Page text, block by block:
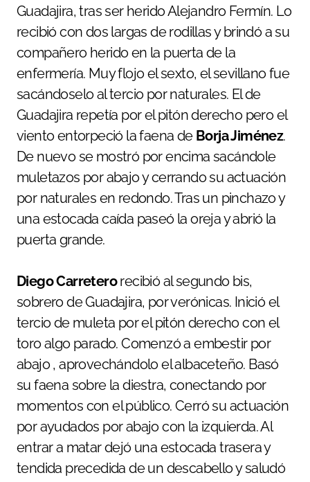
Guadajira, tras ser herido Alejandro Fermín. Lo
recibió con dos largas de rodillas y brindó a su
compañero herido en la puerta de la
enfermería. Muy flojo el sexto, el sevillano fue
sacándoselo al tercio por naturales. El de
Guadajira repetía por el pitón derecho pero el
viento entorpeció la faena de Borja Jiménez.
De nuevo se mostró por encima sacándole
muletazos por abajo y cerrando su actuación
por naturales en redondo. Tras un pinchazo y
una estocada caída paseó la oreja y abrió la
puerta grande.
Diego Carreterorecibió al segundo bis,
sobrero de Guadajira, por verónicas. Inició el
tercio de muleta por el pitón derecho con el
toro algo parado. Comenzó a embestir por
abajo , aprovechándolo el albaceteño. Basó
su faena sobre la diestra, conectando por
momentos con el público. Cerró su actuación
por ayudados por abajo con la izquierda. Al
entrar a matar dejó una estocada trasera y
tendida precedida de un descabello y saludó